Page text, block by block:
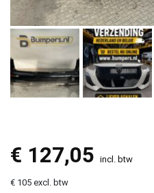
€ 127,05 incl. btw
€ 105 excl. btw